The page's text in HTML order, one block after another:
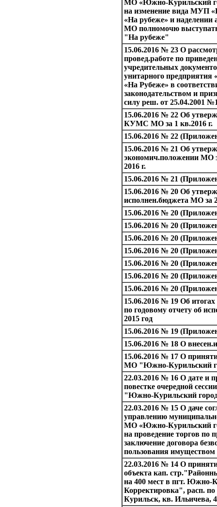
МО «Южно-Курильский
на изменение вида МУП
«На рубеже» и наделении
МО полномочю выступать
"На рубеже"
15.06.2016 № 23 О
провед.работе по
учредительных
унитарного предприятия
«На Рубеже» в
законодательством и
силу реш. от 25.04.2001
15.06.2016 № 22 Об
КУМС МО за 1 кв.2016 г.
15.06.2016 № 22
15.06.2016 № 21 Об
экономич.положении МО
2016 г.
15.06.2016 № 21
15.06.2016 № 20 Об
исполнен.бюджета МО за
15.06.2016 № 20
15.06.2016 № 20
15.06.2016 № 20
15.06.2016 № 20
15.06.2016 № 20
15.06.2016 № 20
15.06.2016 № 20
15.06.2016 № 19 Об
по годовому отчету об
2015 год
15.06.2016 № 19
15.06.2016 № 18 О
15.06.2016 № 17 О
МО "Южно-Курильский
22.03.2016 № 16 О дате и
повестке очередной
"Южно-Курильский
22.03.2016 № 15 О даче
управлению
МО «Южно-Курильский
на проведение торгов по
заключение договора
пользования имуществом
22.03.2016 № 14 О
объекта кап.
на 400 мест в пгт. Южно-
Корректировка", расп.
Курильск, кв. Ильичева,